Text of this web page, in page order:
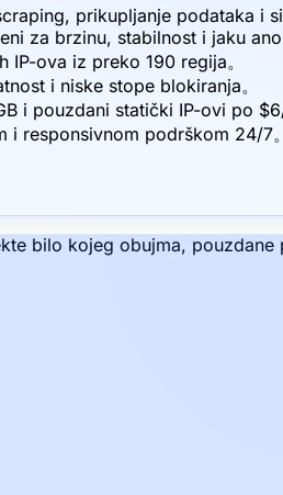
prikupljanje podataka i
za brzinu, stabilnost i jaku
ova iz preko 190 regija。
i niske stope blokiranja。
i pouzdani statički IP-ovi po $6/
responsivnom podrškom 24/7。
bilo kojeg obujma,